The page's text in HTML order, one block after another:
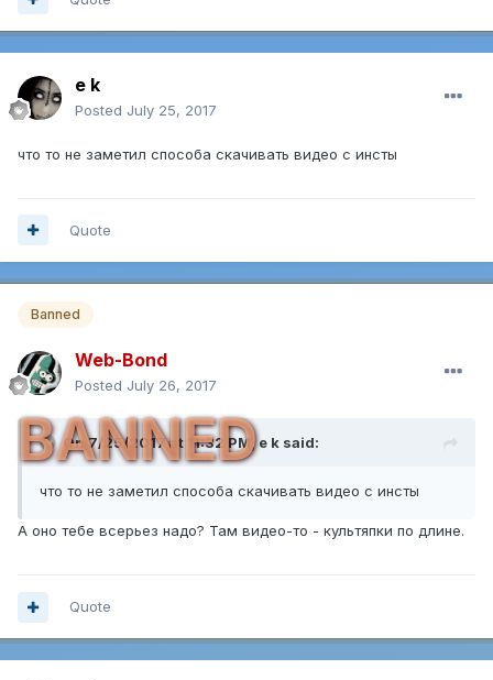
e k
Posted July 25, 2017
что то не заметил способа скачивать видео с инсты
Quote
Banned
Web-Bond
Posted July 26, 2017
BANNED
On 7/25/2017 at 11:32 PM, e k said:
что то не заметил способа скачивать видео с инсты
А оно тебе всерьез надо? Там видео-то - культяпки по длине.
Quote